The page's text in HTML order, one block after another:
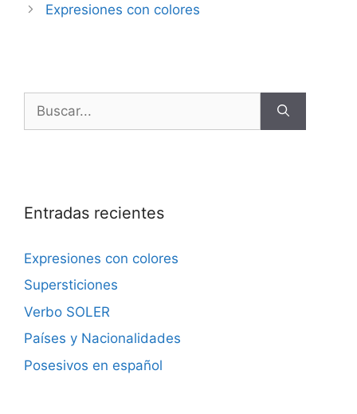
Expresiones con colores
Entradas recientes
Expresiones con colores
Supersticiones
Verbo SOLER
Países y Nacionalidades
Posesivos en español